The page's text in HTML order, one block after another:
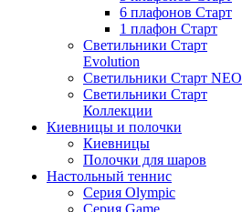
6 плафонов Старт
1 плафон Старт
Светильники Старт
Evolution
Светильники Старт NEO
Светильники Старт
Коллекции
Киевницы и полочки
Киевницы
Полочки для шаров
Настольный теннис
Серия Olympic
Серия Game